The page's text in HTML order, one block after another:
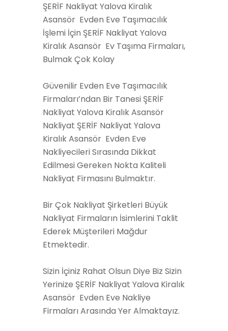
ŞERİF Nakliyat Yalova Kiralık
Asansör Evden Eve Taşımacılık
İşlemi İçin ŞERİF Nakliyat Yalova
Kiralık Asansör Ev Taşıma Firmaları,
Bulmak Çok Kolay
Güvenilir Evden Eve Taşımacılık
Firmaları’ndan Bir Tanesi ŞERİF
Nakliyat Yalova Kiralık Asansör
Nakliyat ŞERİF Nakliyat Yalova
Kiralık Asansör Evden Eve
Nakliyecileri Sırasında Dikkat
Edilmesi Gereken Nokta Kaliteli
Nakliyat Firmasını Bulmaktır.
Bir Çok Nakliyat Şirketleri Büyük
Nakliyat Firmaların İsimlerini Taklit
Ederek Müşterileri Mağdur
Etmektedir.
Sizin İçiniz Rahat Olsun Diye Biz Sizin
Yerinize ŞERİF Nakliyat Yalova Kiralık
Asansör Evden Eve Nakliye
Firmaları Arasında Yer Almaktayız.